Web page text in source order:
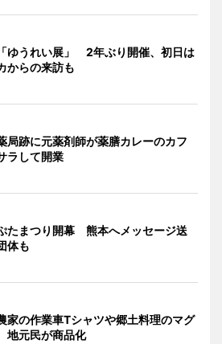
ゆうれい展」 2年ぶり開催、初日は
からの来訪も
局跡に元薬剤師が薬膳カレーのカフ
ラして開業
たまつり開幕 熊本へメッセージ送
体も
家の作業車Tシャツや郷土料理のマグ
元民が商品化